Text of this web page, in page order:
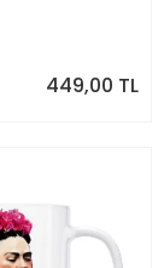
449,00 TL